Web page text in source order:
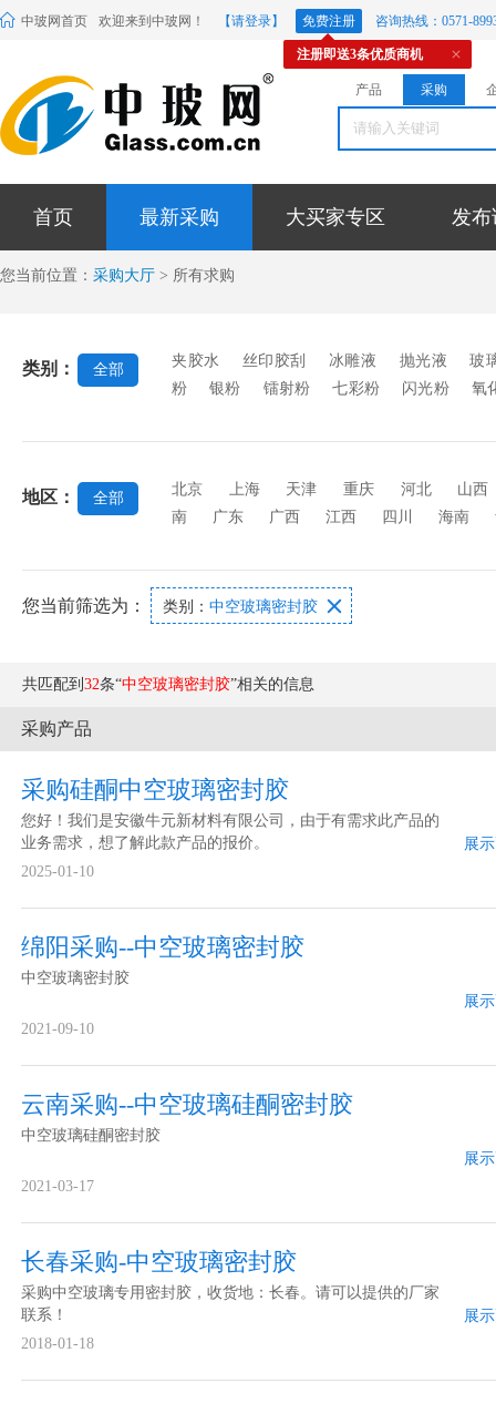
中玻网首页 欢迎来到中玻网！ 【请登录】 免费注册 咨询热线：0571-
注册即送3条优质商机
产品 采购
首页 最新采购 大买家专区 发布
您当前位置： 采购大厅 > 所有求购
类别： 全部
夹胶水 丝印胶刮 冰雕液 抛光液
玻
粉
银粉 镭射粉 七彩粉 闪光粉
氧
封胶
中空玻璃硅酮胶 镜背漆
玻璃烤漆
璃
玻璃功能膜 玻璃澄清剂 玻璃原材料
地区： 全部
北京 上海 天津 重庆 河北
山西
南
广东 广西 江西 四川 海南
您当前筛选为： 类别： 中空玻璃密封胶 
共匹配到 32条“中空玻璃密封胶”相关的信息
采购产品
采购硅酮中空玻璃密封胶
您好！我们是安徽牛元新材料有限公司，由于有需求此产品的
业务需求，想了解此款产品的报价。
展
2025-01-10
绵阳采购--中空玻璃密封胶
中空玻璃密封胶
展
2021-09-10
云南采购--中空玻璃硅酮密封胶
中空玻璃硅酮密封胶
展
2021-03-17
长春采购-中空玻璃密封胶
采购中空玻璃专用密封胶，收货地：长春。请可以提供的厂家
联系！
展
2018-01-18